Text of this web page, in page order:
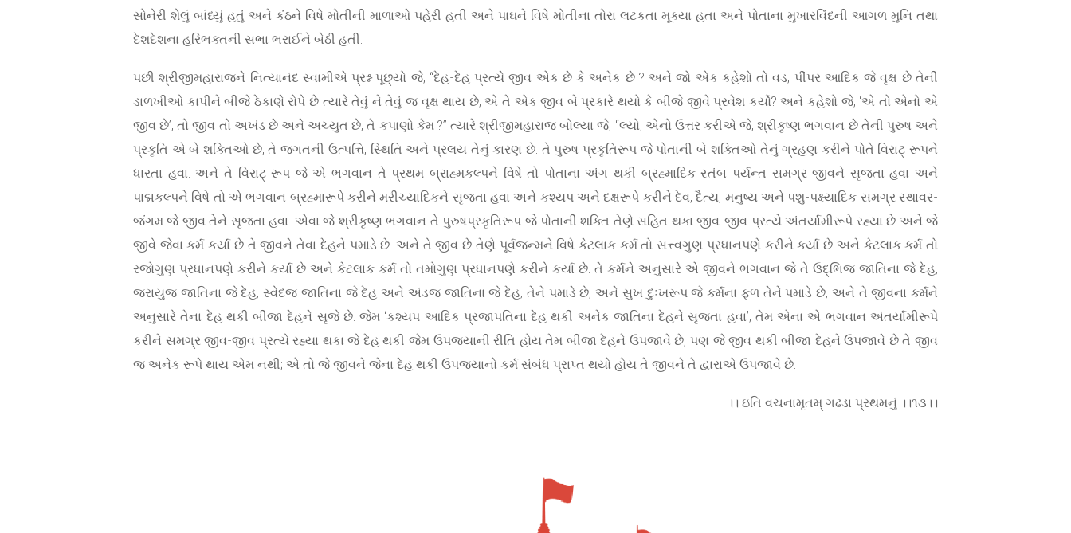
સોનેરી શેલું બાંધ્યું હતું અને કંઠને વિષે મોતીની માળાઓ પહેરી હતી અને પાઘને વિષે મોતીના તોરા લટકતા મૂક્યા હતા અને પોતાના મુખારવિંદની આગળ મુનિ તથા
દેશદેશના હરિભક્તની સભા ભરાઈને બેઠી હતી.
પછી શ્રીજીમહારાજને નિત્યાનંદ સ્વામીએ પ્રશ્ન પૂછ્યો જે, “દેહ-દેહ પ્રત્યે જીવ એક છે કે અનેક છે ? અને જો એક કહેશો તો વડ, પીંપર આદિક જે વૃક્ષ છે તેની
ડાળખીઓ કાપીને બીજે ઠેકાણે રોપે છે ત્યારે તેવું ને તેવું જ વૃક્ષ થાય છે, એ તે એક જીવ બે પ્રકારે થયો કે બીજે જીવે પ્રવેશ કર્યો? અને કહેશો જે, ‘એ તો એનો એ
જીવ છે’, તો જીવ તો અખંડ છે અને અચ્યુત છે, તે કપાણો કેમ ?” ત્યારે શ્રીજીમહારાજ બોલ્યા જે, “લ્યો, એનો ઉત્તર કરીએ જે, શ્રીકૃષ્ણ ભગવાન છે તેની પુરુષ અને
પ્રકૃતિ એ બે શક્તિઓ છે, તે જગતની ઉત્પત્તિ, સ્થિતિ અને પ્રલય તેનું કારણ છે. તે પુરુષ પ્રકૃતિરૂપ જે પોતાની બે શક્તિઓ તેનું ગ્રહણ કરીને પોતે વિરાટ્ રૂપને
ધારતા હવા. અને તે વિરાટ્ રૂપ જે એ ભગવાન તે પ્રથમ બ્રાહ્મકલ્પને વિષે તો પોતાના અંગ થકી બ્રહ્માદિક સ્તંબ પર્યન્ત સમગ્ર જીવને સૃજતા હવા અને
પાદ્મકલ્પને વિષે તો એ ભગવાન બ્રહ્મારૂપે કરીને મરીચ્યાદિકને સૃજતા હવા અને કશ્યપ અને દક્ષરૂપે કરીને દેવ, દૈત્ય, મનુષ્ય અને પશુ-પક્ષ્યાદિક સમગ્ર સ્થાવર-
જંગમ જે જીવ તેને સૃજતા હવા. એવા જે શ્રીકૃષ્ણ ભગવાન તે પુરુષપ્રકૃતિરૂપ જે પોતાની શક્તિ તેણે સહિત થકા જીવ-જીવ પ્રત્યે અંતર્યામીરૂપે રહ્યા છે અને જે
જીવે જેવા કર્મ કર્યા છે તે જીવને તેવા દેહને પમાડે છે. અને તે જીવ છે તેણે પૂર્વજન્મને વિષે કેટલાક કર્મ તો સત્ત્વગુણ પ્રધાનપણે કરીને કર્યા છે અને કેટલાક કર્મ તો
રજોગુણ પ્રધાનપણે કરીને કર્યા છે અને કેટલાક કર્મ તો તમોગુણ પ્રધાનપણે કરીને કર્યા છે. તે કર્મને અનુસારે એ જીવને ભગવાન જે તે ઉદ્ભિજ જાતિના જે દેહ,
જરાયુજ જાતિના જે દેહ, સ્વેદજ જાતિના જે દેહ અને અંડજ જાતિના જે દેહ, તેને પમાડે છે, અને સુખ દુઃખરૂપ જે કર્મના ફળ તેને પમાડે છે, અને તે જીવના કર્મને
અનુસારે તેના દેહ થકી બીજા દેહને સૃજે છે. જેમ ‘કશ્યપ આદિક પ્રજાપતિના દેહ થકી અનેક જાતિના દેહને સૃજતા હવા’, તેમ એના એ ભગવાન અંતર્યામીરૂપે
કરીને સમગ્ર જીવ-જીવ પ્રત્યે રહ્યા થકા જે દેહ થકી જેમ ઉપજ્યાની રીતિ હોય તેમ બીજા દેહને ઉપજાવે છે, પણ જે જીવ થકી બીજા દેહને ઉપજાવે છે તે જીવ
જ અનેક રૂપે થાય એમ નથી; એ તો જે જીવને જેના દેહ થકી ઉપજ્યાનો કર્મ સંબંધ પ્રાપ્ત થયો હોય તે જીવને તે દ્વારાએ ઉપજાવે છે.
।। ઇતિ વચનામૃતમ્ ગઢડા પ્રથમનું ।।૧૩।।